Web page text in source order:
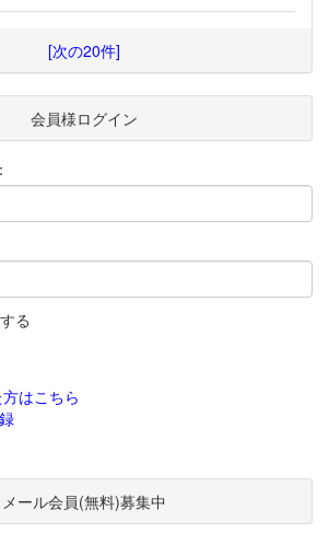
[次の20件]
会員様ログイン
る
はこちら
メール会員(無料)募集中